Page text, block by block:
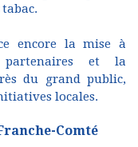
encore la mise à
et la
du grand public,
locales.
Comté